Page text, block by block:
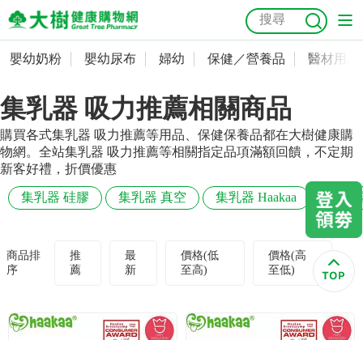
嬰幼奶粉
嬰幼尿布
婦幼
保健／營養品
美容／個人清潔
抗菌 尿布 大樹獨家 益生菌 魚油 幼兒米餅
奶瓶奶嘴
會員資料及密碼修改
常用收件人清單
訂單查詢
收藏清單
優惠券領取
嬰幼奶粉 嬰幼尿布 婦幼 保健／營養品 醫材用品
集乳器 吸力推薦相關商品
購買各式集乳器 吸力推薦等用品、保健保養品都在大樹健康購
物網。全站集乳器 吸力推薦等相關指定品項滿額回饋，不定期
新客好禮，折價優惠
集乳器 硅膠 集乳器 真空 集乳器 Haakaa 集乳
商品排
序
推
薦
最
新
價格(低
至高)
價格(高
至低)